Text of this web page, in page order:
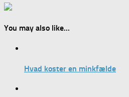
You may also like...
Hvad koster en minkfælde